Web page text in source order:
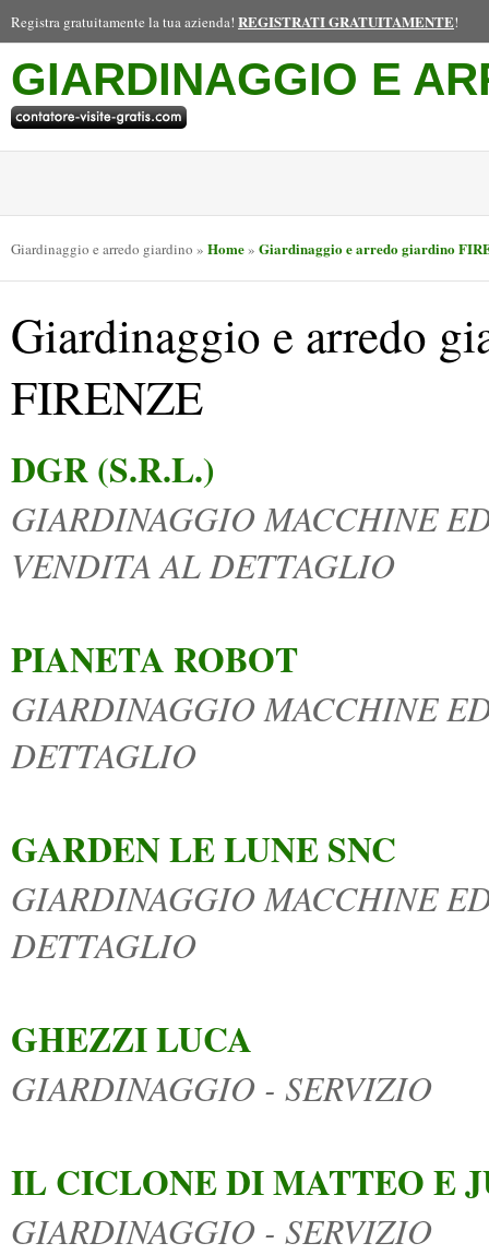
Registra gratuitamente la tua azienda! REGISTRATI GRATUITAMENTE!
GIARDINAGGIO E
Giardinaggio e arredo giardino » Home» Giardinaggio e arredo giardino
Giardinaggio e arredo
FIRENZE
DGR (S.R.L.)
GIARDINAGGIO MACCHINE
VENDITA AL DETTAGLIO
PIANETA ROBOT
GIARDINAGGIO MACCHINE
DETTAGLIO
GARDEN LE LUNE SNC
GIARDINAGGIO MACCHINE
DETTAGLIO
GHEZZI LUCA
GIARDINAGGIO - SERVIZIO
IL CICLONE DI MATTEO E
GIARDINAGGIO - SERVIZIO